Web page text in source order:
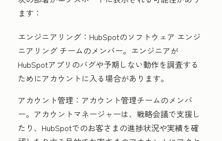
ます：
エンジニアリング： HubSpotのソフトウェア エンジ
ニアリング チームのメンバー。エンジニアが
HubSpotアプリのバグや予期しない動作を調査する
ためにアカウントに入る場合があります。
アカウント管理： アカウント管理チームのメンバ
ー。アカウントマネージャーは、戦略会議で支援し
たり、HubSpotでのお客さまの進捗状況や実績を確